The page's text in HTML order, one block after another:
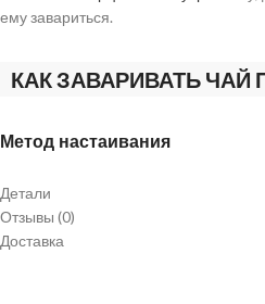
ему завариться.
КАК ЗАВАРИВАТЬ ЧАЙ
Метод настаивания
10г / 1л
Детали
Отзывы (0)
Доставка